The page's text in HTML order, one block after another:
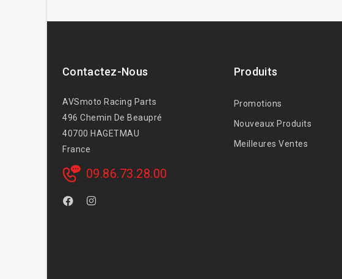
Contactez-Nous
AVSmoto Racing Parts
496 Chemin De Beaupré
40700 HAGETMAU
France
09.86.73.28.00
Produits
Promotions
Nouveaux Produits
Meilleures Ventes